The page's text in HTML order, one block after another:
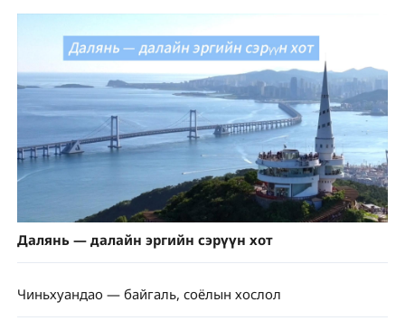
Далянь — далайн эргийн сэрүүн хот
Чиньхуандао — байгаль, соёлын хослол